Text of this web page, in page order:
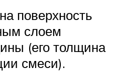
поверхность
слоем
(его толщина
смеси).